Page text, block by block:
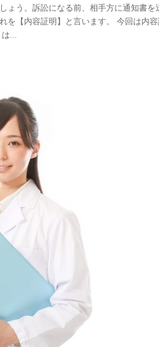
ょう。訴訟になる前、相手方に通知書を
を【内容証明】と言います。 今回は内容
...